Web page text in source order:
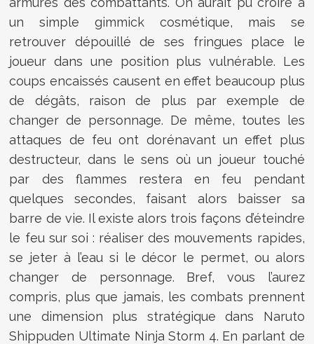
un simple gimmick cosmétique, mais se
retrouver dépouillé de ses fringues place le
joueur dans une position plus vulnérable. Les
coups encaissés causent en effet beaucoup plus
de dégâts, raison de plus par exemple de
changer de personnage. De même, toutes les
attaques de feu ont dorénavant un effet plus
destructeur, dans le sens où un joueur touché
par des flammes restera en feu pendant
quelques secondes, faisant alors baisser sa
barre de vie. Il existe alors trois façons d’éteindre
le feu sur soi : réaliser des mouvements rapides,
se jeter à l’eau si le décor le permet, ou alors
changer de personnage. Bref, vous l’aurez
compris, plus que jamais, les combats prennent
une dimension plus stratégique dans Naruto
Shippuden Ultimate Ninja Storm 4. En parlant de